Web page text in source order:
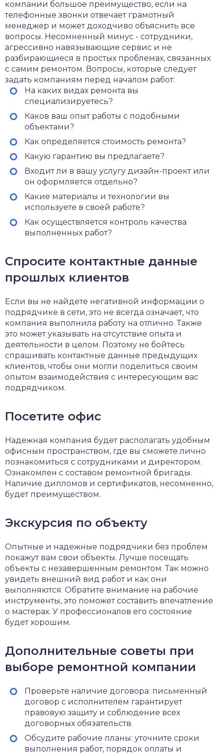
компании большое преимущество, если на
телефонные звонки отвечает грамотный
менеджер и может доходчиво объяснить все
вопросы. Несомненный минус - сотрудники,
агрессивно навязывающие сервис и не
разбирающиеся в простых проблемах, связанных
с самим ремонтом. Вопросы, которые следует
задать компаниям перед началом работ:
На каких видах ремонта вы
специализируетесь?
Каков ваш опыт работы с подобными
объектами?
Как определяется стоимость ремонта?
Какую гарантию вы предлагаете?
Входит ли в вашу услугу дизайн-проект или
он оформляется отдельно?
Какие материалы и технологии вы
используете в своей работе?
Как осуществляется контроль качества
выполненных работ?
Спросите контактные данные
прошлых клиентов
Если вы не найдете негативной информации о
подрядчике в сети, это не всегда означает, что
компания выполнила работу на отлично. Также
это может указывать на отсутствие опыта и
деятельности в целом. Поэтому не бойтесь
спрашивать контактные данные предыдущих
клиентов, чтобы они могли поделиться своим
опытом взаимодействия с интересующим вас
подрядчиком.
Посетите офис
Надежная компания будет располагать удобным
офисным пространством, где вы сможете лично
познакомиться с сотрудниками и директором.
Ознакомлен с составом ремонтной бригады.
Наличие дипломов и сертификатов, несомненно,
будет преимуществом.
Экскурсия по объекту
Опытные и надежные подрядчики без проблем
покажут вам свои объекты. Лучше посещать
объекты с незавершенным ремонтом. Так можно
увидеть внешний вид работ и как они
выполняются. Обратите внимание на рабочие
инструменты, это поможет составить впечатление
о мастерах. У профессионалов его состояние
будет хорошим.
Дополнительные советы при
выборе ремонтной компании
Проверьте наличие договора: письменный
договор с исполнителем гарантирует
правовую защиту и соблюдение всех
договорных обязательств.
Обсудите рабочие планы: уточните сроки
выполнения работ, порядок оплаты и